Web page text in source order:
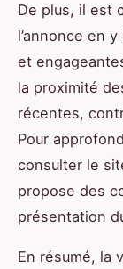
De plus, il est
l’annonce en
et
la proximité
récentes,
Pour
consulter le
propose des
présentation
En résumé, la